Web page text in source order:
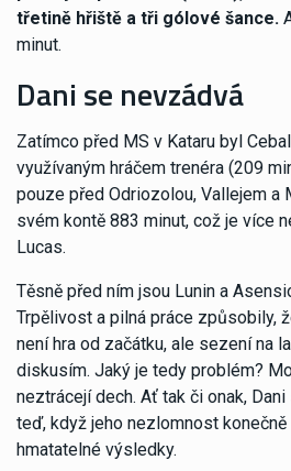
třetině hřiště a tři gólové šance.
minut.
Dani se nevzádvá
Zatímco před MS v Kataru byl
využívaným hráčem trenéra (209
pouze před Odriozolou, Vallejem a
svém kontě 883 minut, což je více
Lucas.
Těsně před ním jsou Lunin a
Trpělivost a pilná práce způsobily,
není hra od začátku, ale sezení na
diskusím. Jaký je tedy problém?
neztrácejí dech. Ať tak či onak,
teď, když jeho nezlomnost
hmatatelné výsledky.